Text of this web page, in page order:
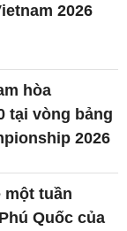
2026
hòa
tại vòng bảng
2026
một tuần
Quốc của